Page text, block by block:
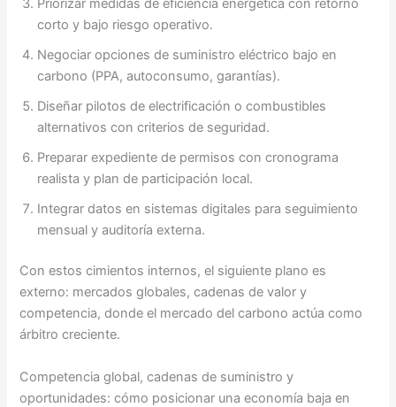
Priorizar medidas de eficiencia energética con retorno
corto y bajo riesgo operativo.
Negociar opciones de suministro eléctrico bajo en
carbono (PPA, autoconsumo, garantías).
Diseñar pilotos de electrificación o combustibles
alternativos con criterios de seguridad.
Preparar expediente de permisos con cronograma
realista y plan de participación local.
Integrar datos en sistemas digitales para seguimiento
mensual y auditoría externa.
Con estos cimientos internos, el siguiente plano es
externo: mercados globales, cadenas de valor y
competencia, donde el mercado del carbono actúa como
árbitro creciente.
Competencia global, cadenas de suministro y
oportunidades: cómo posicionar una economía baja en